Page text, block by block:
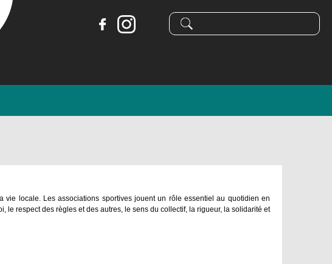
Formulaire
de
vie locale. Les associations sportives jouent un rôle essentiel au quotidien en
le respect des règles et des autres, le sens du collectif, la rigueur, la solidarité et